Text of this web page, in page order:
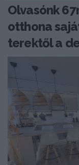
Olvasónk
otthona
terektől a